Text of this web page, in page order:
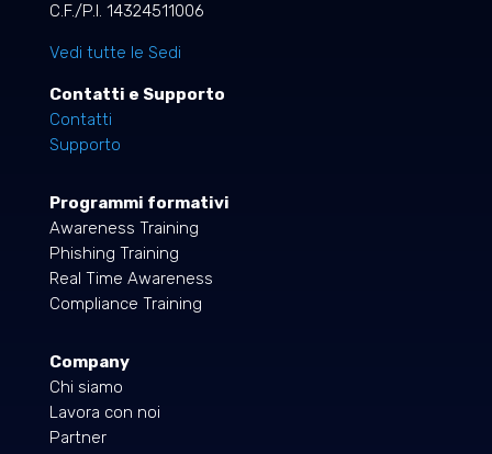
C.F./P.I. 14324511006
Vedi tutte le Sedi
Contatti e Supporto
Contatti
Supporto
Programmi formativi
Awareness Training
Phishing Training
Real Time Awareness
Compliance Training
Company
Chi siamo
Lavora con noi
Partner